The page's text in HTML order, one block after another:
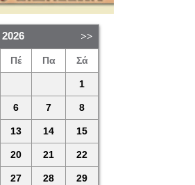
2026
Πέ Πα Σά
1
6 7 8
13 14 15
20 21 22
27 28 29